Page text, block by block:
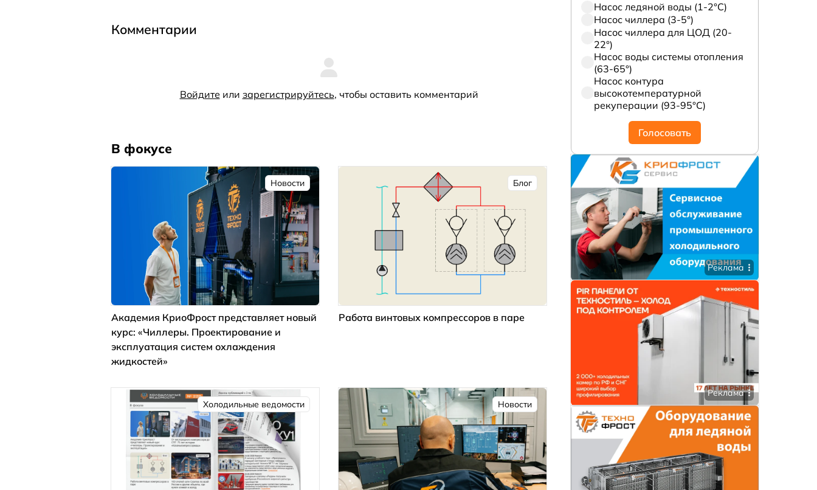
Комментарии
Войдите или зарегистрируйтесь, чтобы оставить комментарий
В фокусе
Новости
Академия КриоФрост представляет новый
курс: «Чиллеры. Проектирование и
эксплуатация систем охлаждения
жидкостей»
Блог
Работа винтовых компрессоров в паре
Холодильные ведомости Новости
Насос ледяной воды (1-2°С)
Насос чиллера (3-5°)
Насос чиллера для ЦОД (20-
22°)
Насос воды системы отопления
(63-65°)
Насос контура
высокотемпературной
рекуперации (93-95°С)
Голосовать
Реклама
Реклама